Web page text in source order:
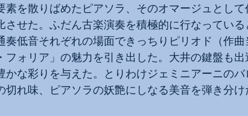
素を散りばめたピアソラ、そのオマージュとし
させた。ふだん古楽演奏を積極的に行なってい
奏低音それぞれの場面できっちりピリオド（作
フォリア」の魅力を引き出した。大井の鍵盤も
かな彩りを与えた。とりわけジェミニアーニの
切れ味、ピアソラの妖艶にしなる美音を弾き分け